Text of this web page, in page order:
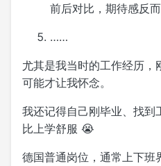
前后对比，期待感反而
……
尤其是我当时的工作经历
可能才让我怀念。
我还记得自己刚毕业、找
比上学舒服 😭
德国普通岗位，通常上下班